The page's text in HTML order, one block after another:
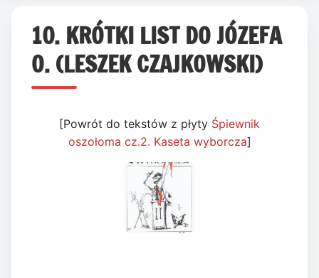
10. KRÓTKI LIST DO JÓZEFA
O. (LESZEK CZAJKOWSKI)
[Powrót do tekstów z płyty Śpiewnik
oszołoma cz.2. Kaseta wyborcza]